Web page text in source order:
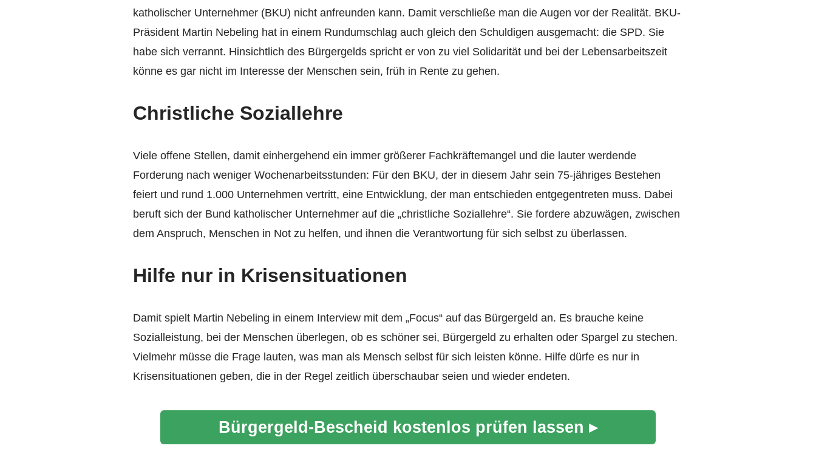
katholischer Unternehmer (BKU) nicht anfreunden kann. Damit verschließe man die Augen vor der Realität. BKU-
Präsident Martin Nebeling hat in einem Rundumschlag auch gleich den Schuldigen ausgemacht: die SPD. Sie
habe sich verrannt. Hinsichtlich des Bürgergelds spricht er von zu viel Solidarität und bei der Lebensarbeitszeit
könne es gar nicht im Interesse der Menschen sein, früh in Rente zu gehen.
Christliche Soziallehre
Viele offene Stellen, damit einhergehend ein immer größerer Fachkräftemangel und die lauter werdende
Forderung nach weniger Wochenarbeitsstunden: Für den BKU, der in diesem Jahr sein 75-jähriges Bestehen
feiert und rund 1.000 Unternehmen vertritt, eine Entwicklung, der man entschieden entgegentreten muss. Dabei
beruft sich der Bund katholischer Unternehmer auf die „christliche Soziallehre“. Sie fordere abzuwägen, zwischen
dem Anspruch, Menschen in Not zu helfen, und ihnen die Verantwortung für sich selbst zu überlassen.
Hilfe nur in Krisensituationen
Damit spielt Martin Nebeling in einem Interview mit dem „Focus“ auf das Bürgergeld an. Es brauche keine
Sozialleistung, bei der Menschen überlegen, ob es schöner sei, Bürgergeld zu erhalten oder Spargel zu stechen.
Vielmehr müsse die Frage lauten, was man als Mensch selbst für sich leisten könne. Hilfe dürfe es nur in
Krisensituationen geben, die in der Regel zeitlich überschaubar seien und wieder endeten.
Bürgergeld-Bescheid kostenlos prüfen lassen ▸